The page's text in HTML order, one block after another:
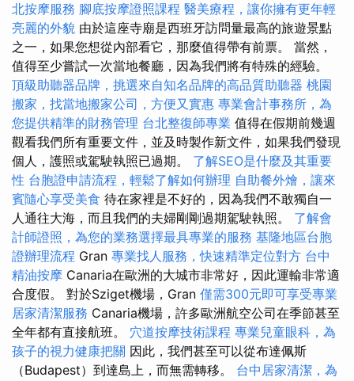
北按摩服務 腳底按摩證照課程 醫美療程，讓你擁有更年輕
亮麗的外貌 由於這座寺廟是西班牙訪問量最高的旅遊景點
之一，如果您想從內部看它，那麼值得帶有前票。 當然，
值得至少嘗試一次當地餐廳，因為我們將有特殊的經驗。
頂級助聽器品牌，挑選來自知名品牌的高品質助聽器 桃園
搬家，找當地搬家公司，方便又實惠 專業會計事務所，為
您提供精準的財務管理 台北整復師專業 值得在假期前幾週
觀看我們所有重要文件，並及時製作新文件，如果我們發現
個人，護照或駕駛執照已過期。 了解SEO是什麼及其重要
性 台胞證申請流程，輕鬆了解如何辦理 自助餐外燴，讓來
賓隨心享受美食 待在家裡是不好的，因為我們不敢獨自一
人通往大海，而且我們的夫婦剛剛過期駕駛執照。 了解會
計師證照，為您的業務選擇最具專業的服務 基隆地區台胞
證辦理流程 Gran 專業找人服務，快速精準定位對方 台中
精油按摩 Canaria在歐洲的大城市非常好，因此運輸非常適
合度假。 對於Sziget機場，Gran 僅需300元即可享受專業
居家清潔服務 Canaria機場，許多歐洲航空公司在季節甚至
全年都有直接航班。 穴道按摩技術課程 專業兒童眼科，為
孩子的視力健康把關 因此，我們甚至可以從布達佩斯
（Budapest）到達島上，而無需轉移。 台中居家清潔，為